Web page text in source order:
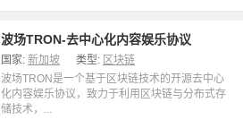
波场TRON-去中心化内容娱乐协议
国家: 新加坡 类型: 区块链
波场TRON是一个基于区块链技术的开源去中心
化内容娱乐协议，致力于利用区块链与分布式存
储技术，...